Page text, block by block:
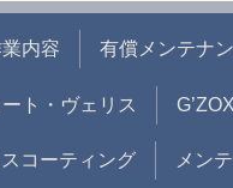
内容 有償メンテナ
ト・ヴェリス
コーティング メン